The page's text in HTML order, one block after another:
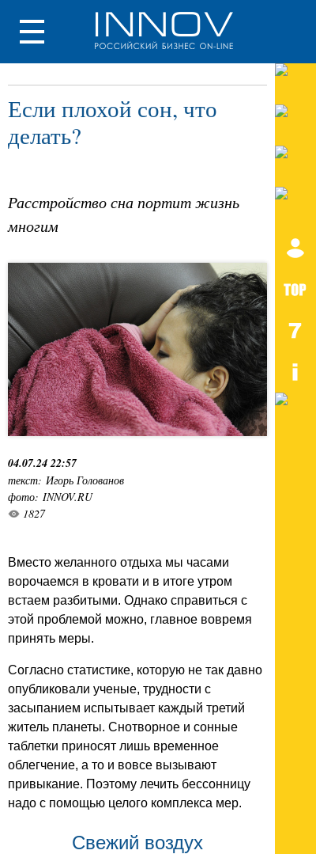
Если плохой сон, что
делать?
Расстройство сна портит жизнь
многим
04.07.24 22:57
текст: Игорь Голованов
фото: INNOV.RU
1827
Вместо желанного отдыха мы часами
ворочаемся в кровати и в итоге утром
встаем разбитыми. Однако справиться с
этой проблемой можно, главное вовремя
принять меры.
Согласно статистике, которую не так давно
опубликовали ученые, трудности с
засыпанием испытывает каждый третий
житель планеты. Снотворное и сонные
таблетки приносят лишь временное
облегчение, а то и вовсе вызывают
привыкание. Поэтому лечить бессонницу
надо с помощью целого комплекса мер.
Свежий воздух